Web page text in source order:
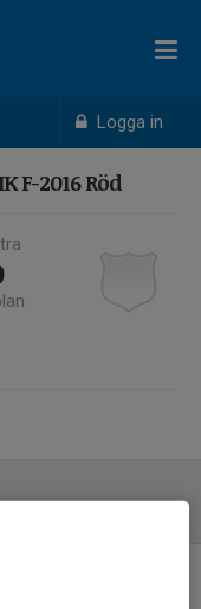
Logga in
F-2016 Röd